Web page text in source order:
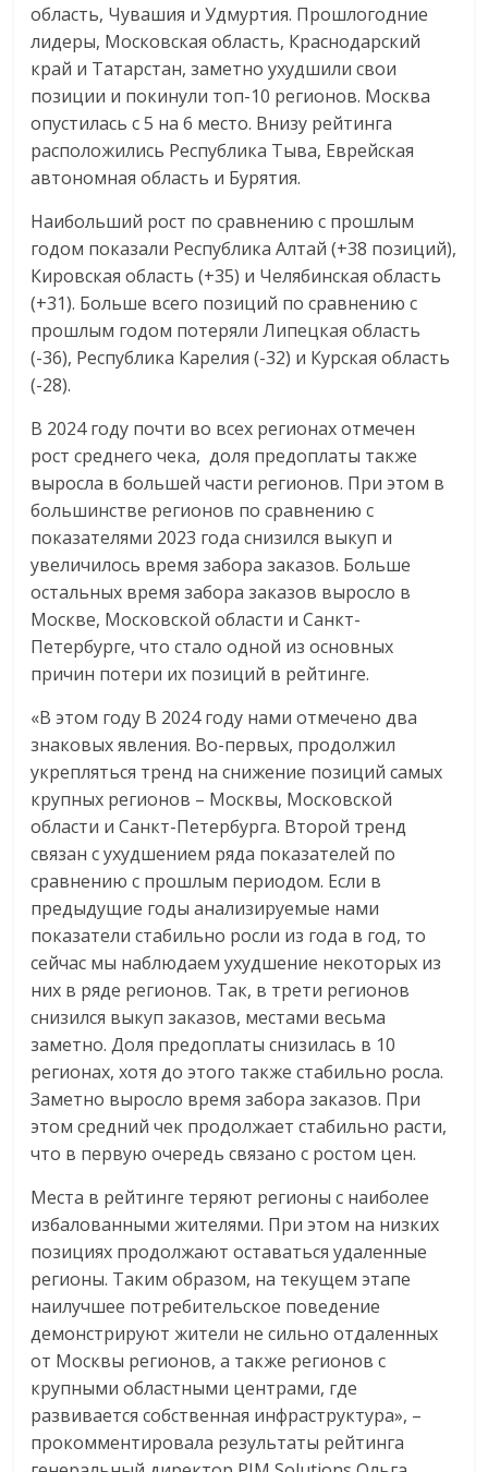
область, Чувашия и Удмуртия. Прошлогодние
лидеры, Московская область, Краснодарский
край и Татарстан, заметно ухудшили свои
позиции и покинули топ-10 регионов. Москва
опустилась с 5 на 6 место. Внизу рейтинга
расположились Республика Тыва, Еврейская
автономная область и Бурятия.
Наибольший рост по сравнению с прошлым
годом показали Республика Алтай (+38 позиций),
Кировская область (+35) и Челябинская область
(+31). Больше всего позиций по сравнению с
прошлым годом потеряли Липецкая область
(-36), Республика Карелия (-32) и Курская область
(-28).
В 2024 году почти во всех регионах отмечен
рост среднего чека, доля предоплаты также
выросла в большей части регионов. При этом в
большинстве регионов по сравнению с
показателями 2023 года снизился выкуп и
увеличилось время забора заказов. Больше
остальных время забора заказов выросло в
Москве, Московской области и Санкт-
Петербурге, что стало одной из основных
причин потери их позиций в рейтинге.
«В этом году В 2024 году нами отмечено два
знаковых явления. Во-первых, продолжил
укрепляться тренд на снижение позиций самых
крупных регионов – Москвы, Московской
области и Санкт-Петербурга. Второй тренд
связан с ухудшением ряда показателей по
сравнению с прошлым периодом. Если в
предыдущие годы анализируемые нами
показатели стабильно росли из года в год, то
сейчас мы наблюдаем ухудшение некоторых из
них в ряде регионов. Так, в трети регионов
снизился выкуп заказов, местами весьма
заметно. Доля предоплаты снизилась в 10
регионах, хотя до этого также стабильно росла.
Заметно выросло время забора заказов. При
этом средний чек продолжает стабильно расти,
что в первую очередь связано с ростом цен.
Места в рейтинге теряют регионы с наиболее
избалованными жителями. При этом на низких
позициях продолжают оставаться удаленные
регионы. Таким образом, на текущем этапе
наилучшее потребительское поведение
демонстрируют жители не сильно отдаленных
от Москвы регионов, а также регионов с
крупными областными центрами, где
развивается собственная инфраструктура», –
прокомментировала результаты рейтинга